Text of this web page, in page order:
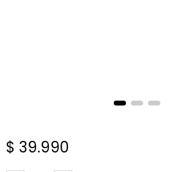
$ 39.990